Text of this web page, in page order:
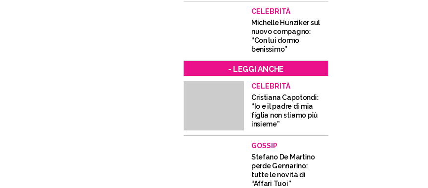
CELEBRITÀ
Michelle Hunziker sul
nuovo compagno:
“Con lui dormo
benissimo”
- LEGGI ANCHE
CELEBRITÀ
Cristiana Capotondi:
“Io e il padre di mia
figlia non stiamo più
insieme”
GOSSIP
Stefano De Martino
perde Gennarino:
tutte le novità di
“Affari Tuoi”